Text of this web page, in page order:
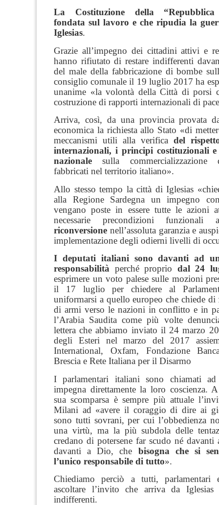
La Costituzione della “Repubblica
fondata sul lavoro e che ripudia la
Iglesias.
Grazie all’impegno dei cittadini attivi e
hanno rifiutato di restare indifferenti
del male della fabbricazione di bombe
consiglio comunale il 19 luglio 2017 ha
unanime «la volontà della Città di porsi
costruzione di rapporti internazionali di
Arriva, così, da una provincia provata
economica la richiesta allo Stato «di
meccanismi utili alla verifica del
internazionali, i principi costituzionali
nazionale sulla commercializzazione
fabbricati nel territorio italiano».
Allo stesso tempo la città di Iglesias
alla Regione Sardegna un impegno
vengano poste in essere tutte le azioni
necessarie precondizioni
riconversione nell’assoluta garanzia e
implementazione degli odierni livelli di
I deputati italiani sono davanti ad
responsabilità perché proprio dal 24
esprimere un voto palese sulle mozioni
il 17 luglio per chiedere al
uniformarsi a quello europeo che chiede di
di armi verso le nazioni in conflitto e in
l’Arabia Saudita come più volte
lettera che abbiamo inviato il 24 marzo
degli Esteri nel marzo del 2017
International, Oxfam, Fondazione
Brescia e Rete Italiana per il Disarmo
I parlamentari italiani sono chiamati
impegna direttamente la loro coscienza.
sua scomparsa è sempre più attuale
Milani ad «avere il coraggio di dire ai
sono tutti sovrani, per cui l’obbedienza
una virtù, ma la più subdola delle
credano di potersene far scudo né
davanti a Dio, che bisogna che si
l’unico responsabile di tutto».
Chiediamo perciò a tutti,
ascoltare l’invito che arriva da Iglesias
indifferenti.